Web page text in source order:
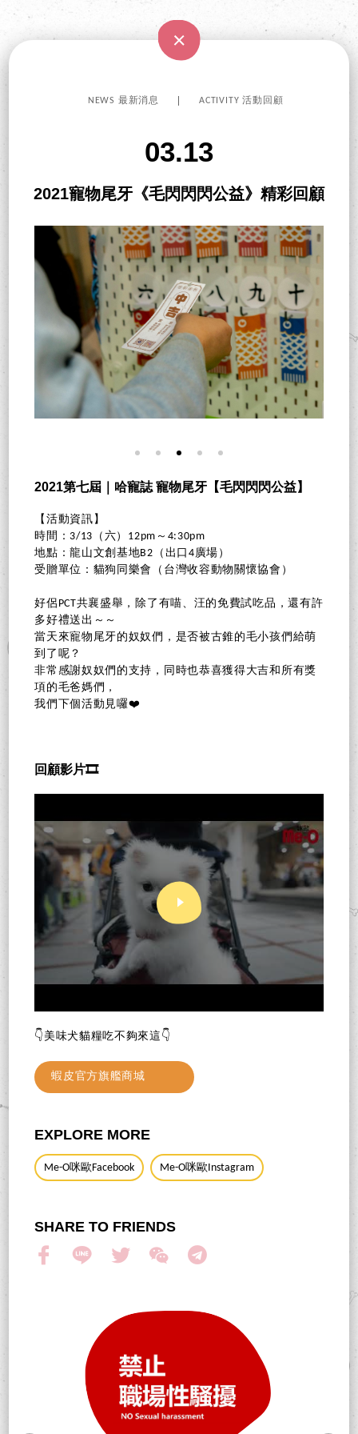
NEWS 最新消息 ACTIVITY 活動回顧
03.13
2021寵物尾牙《毛閃閃閃公益》精彩回顧
2021第七屆｜哈寵誌 寵物尾牙【毛閃閃閃公益】
【活動資訊】
時間：3/13（六）12pm～4:30pm
地點：龍山文創基地B2（出口4廣場）
受贈單位：貓狗同樂會（台灣收容動物關懷協會）
好侶PCT共襄盛舉，除了有喵、汪的免費試吃品，還有許
多好禮送出～～
當天來寵物尾牙的奴奴們，是否被古錐的毛小孩們給萌
到了呢？
非常感謝奴奴們的支持，同時也恭喜獲得大吉和所有獎
項的毛爸媽們，
我們下個活動見囉❤️​
回顧影片🎞️
👇美味犬貓糧吃不夠來這👇
蝦皮官方旗艦商城
EXPLORE MORE
Me-O咪歐Facebook Me-O咪歐Instagram
SHARE TO FRIENDS